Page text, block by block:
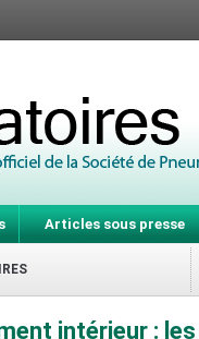
Articles sous presse
intérieur :